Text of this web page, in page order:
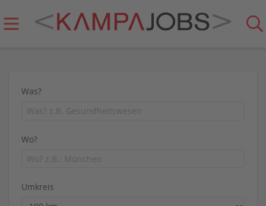
Was?
Wo?
Umkreis